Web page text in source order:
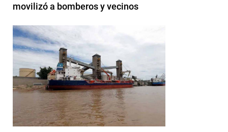
movilizó a bomberos y vecinos